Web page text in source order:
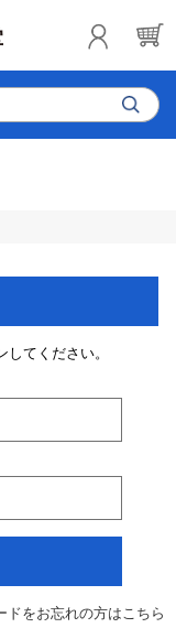
てください。
ドをお忘れの方はこちら